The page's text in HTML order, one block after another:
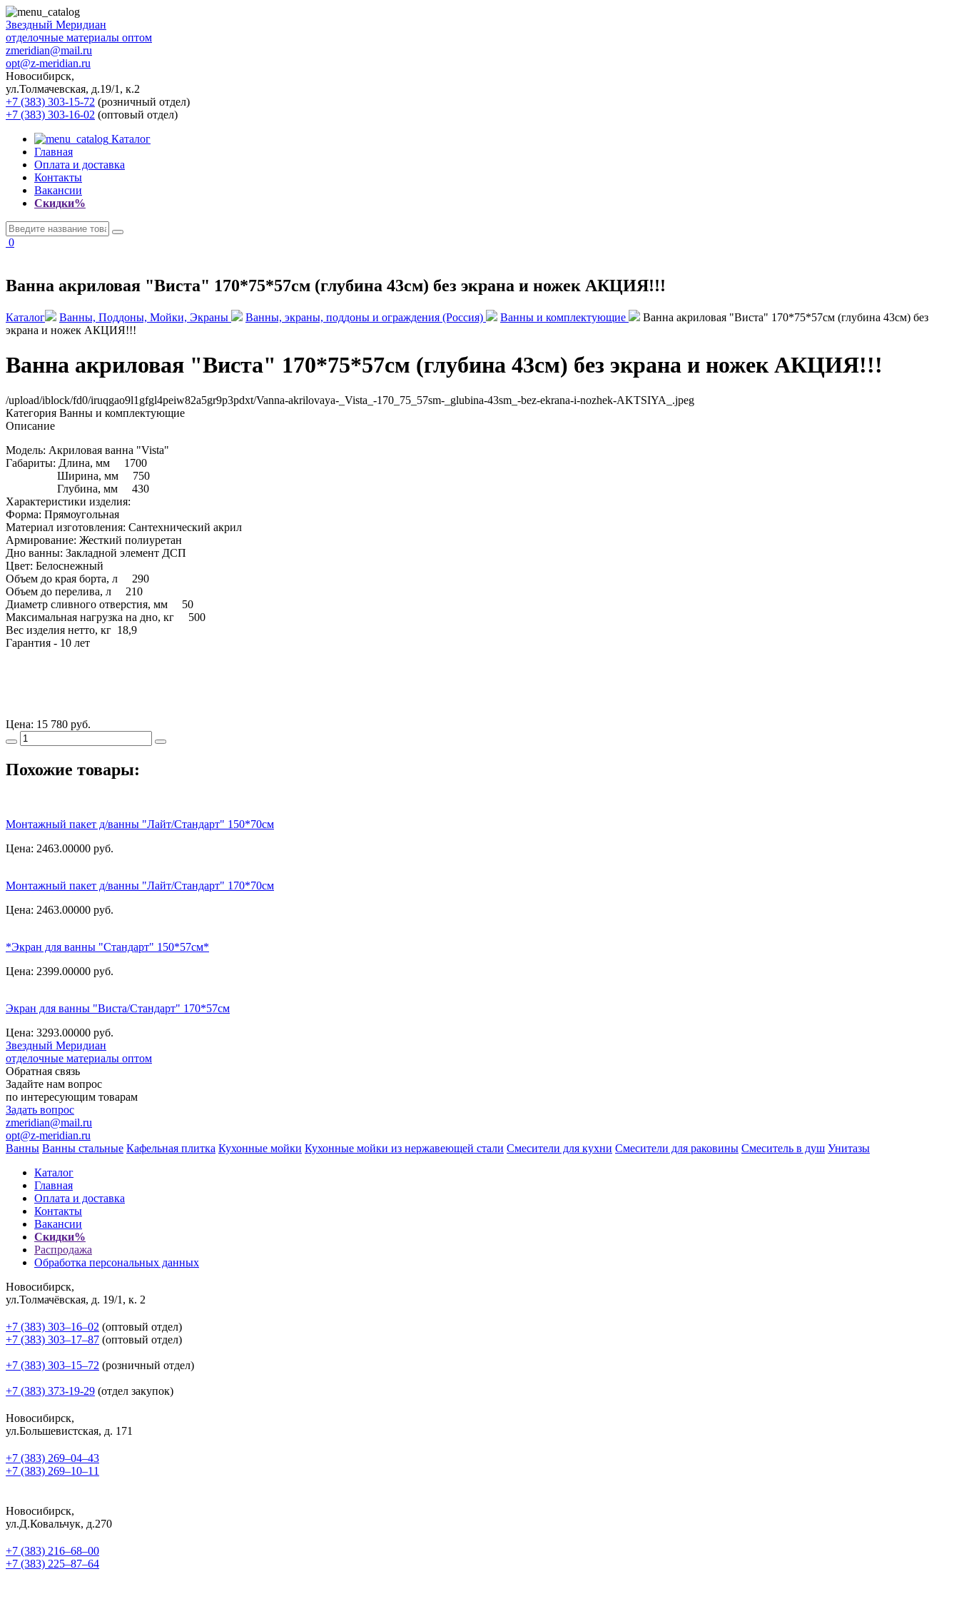
Звездный Меридиан
отделочные материалы оптом
zmeridian@mail.ru
opt@z-meridian.ru
Новосибирск,
ул.Толмачевская, д.19/1, к.2
+7 (383) 303-15-72 (розничный отдел)
+7 (383) 303-16-02 (оптовый отдел)
Каталог
Главная
Оплата и доставка
Контакты
Вакансии
Скидки%
0
Ванна акриловая "Виста" 170*75*57см (глубина 43см) без экрана и ножек АКЦИЯ!!!
Каталог Ванны, Поддоны, Мойки, Экраны Ванны, экраны, поддоны и ограждения (Россия) Ванны и комплектующие
Ванна акриловая "Виста" 170*75*57см (глубина 43см) без
экрана и ножек АКЦИЯ!!!
Ванна акриловая "Виста" 170*75*57см (глубина 43см) без экрана и ножек АКЦИЯ!!!
/upload/iblock/fd0/iruqgao9l1gfgl4peiw82a5gr9p3pdxt/Vanna-akrilovaya-_Vista_-170_75_57sm-_glubina-43sm_-bez-ekrana-i-nozhek-AKTSIYA_.jpeg
Категория Ванны и комплектующие
Описание
Модель: Акриловая ванна "Vista"
Габариты: Длина, мм 1700
Ширина, мм 750
Глубина, мм 430
Характеристики изделия:
Форма: Прямоугольная
Материал изготовления: Сантехнический акрил
Армирование: Жесткий полиуретан
Дно ванны: Закладной элемент ДСП
Цвет: Белоснежный
Объем до края борта, л 290
Объем до перелива, л 210
Диаметр сливного отверстия, мм 50
Максимальная нагрузка на дно, кг 500
Вес изделия нетто, кг 18,9
Гарантия - 10 лет
Цена: 15 780 руб.
Похожие товары:
Монтажный пакет д/ванны "Лайт/Стандарт" 150*70см
Цена: 2463.00000 руб.
Монтажный пакет д/ванны "Лайт/Стандарт" 170*70см
Цена: 2463.00000 руб.
*Экран для ванны "Стандарт" 150*57см*
Цена: 2399.00000 руб.
Экран для ванны "Виста/Стандарт" 170*57см
Цена: 3293.00000 руб.
Звездный Меридиан
отделочные материалы оптом
Обратная связь
Задайте нам вопрос
по интересующим товарам
Задать вопрос
zmeridian@mail.ru
opt@z-meridian.ru
Ванны Ванны стальные Кафельная плитка Кухонные мойки Кухонные мойки из нержавеющей стали Смесители для кухни Смесители для раковины Смеситель в душ Унитазы
Каталог
Главная
Оплата и доставка
Контакты
Вакансии
Скидки%
Распродажа
Обработка персональных данных
Новосибирск,
ул.Толмачёвская, д. 19/1, к. 2
+7 (383) 303‒16‒02 (оптовый отдел)
+7 (383) 303‒17‒87 (оптовый отдел)
+7 (383) 303‒15‒72 (розничный отдел)
+7 (383) 373-19-29 (отдел закупок)
Новосибирск,
ул.Большевистская, д. 171
+7 (383) 269‒04‒43
+7 (383) 269‒10‒11
Новосибирск,
ул.Д.Ковальчук, д.270
+7 (383) 216‒68‒00
+7 (383) 225‒87‒64